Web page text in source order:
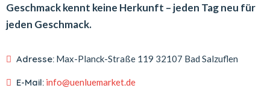
Geschmack kennt keine Herkunft – jeden Tag neu für
jeden Geschmack.
Adresse: Max-Planck-Straße 119 32107 Bad Salzuflen
E-Mail: info@uenluemarket.de